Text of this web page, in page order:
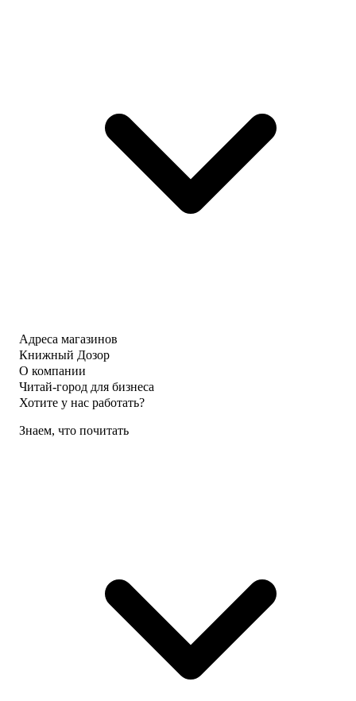
Адреса магазинов
Книжный Дозор
О компании
Читай-город для бизнеса
Хотите у нас работать?
Знаем, что почитать